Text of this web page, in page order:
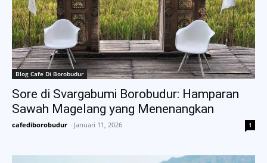
Blog Cafe Di Borobudur
Sore di Svargabumi Borobudur: Hamparan
Sawah Magelang yang Menenangkan
cafediborobudur - Januari 11, 2026 1